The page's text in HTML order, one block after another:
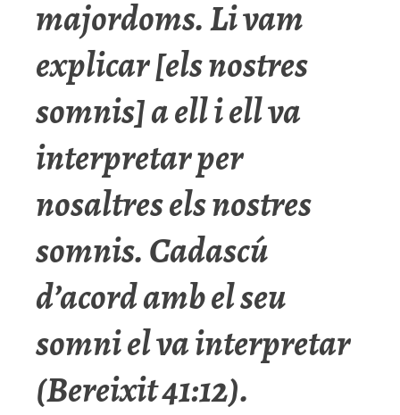
majordoms. Li vam
explicar [els nostres
somnis] a ell i ell va
interpretar per
nosaltres els nostres
somnis. Cadascú
d’acord amb el seu
somni el va interpretar
(Bereixit 41:12).